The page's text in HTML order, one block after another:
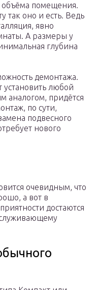
помещения.
так оно и есть. Ведь
явно
А размеры у
глубина
демонтажа.
установить любой
аналогом, придётся
по сути,
подвесного
нового
очевидным, что
а вот в
достаются